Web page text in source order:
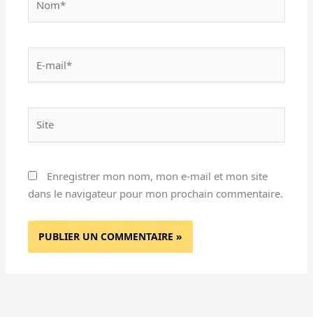
mail*
Enregistrer mon nom, mon e-mail et mon site
dans le navigateur pour mon prochain commentaire.